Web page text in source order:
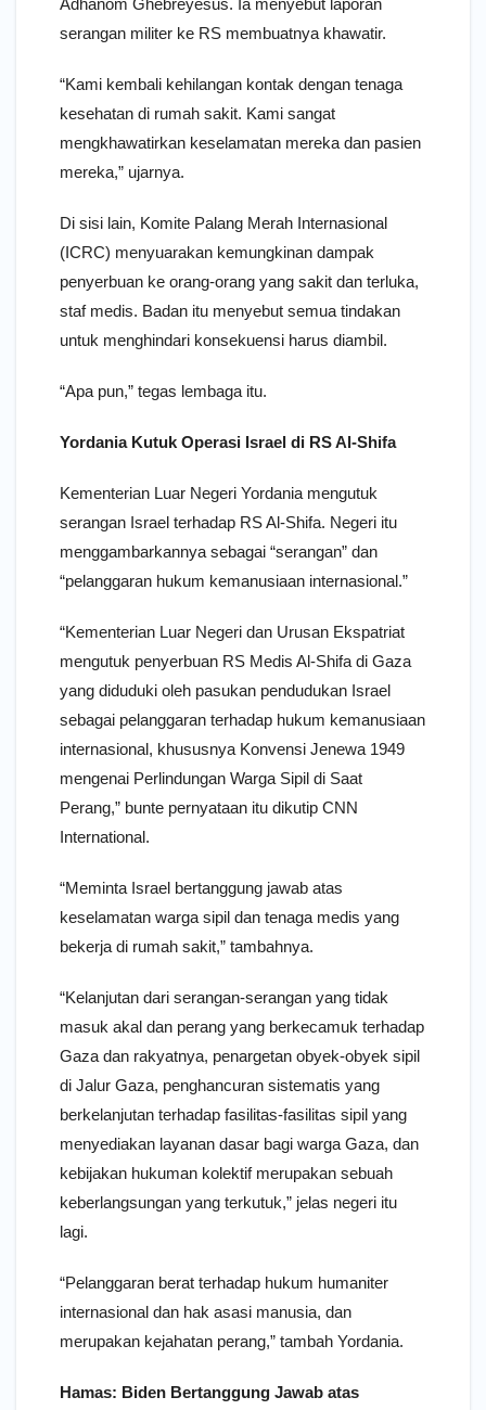
serangan militer ke RS membuatnya khawatir.
“Kami kembali kehilangan kontak dengan tenaga
kesehatan di rumah sakit. Kami sangat
mengkhawatirkan keselamatan mereka dan pasien
mereka,” ujarnya.
Di sisi lain, Komite Palang Merah Internasional
(ICRC) menyuarakan kemungkinan dampak
penyerbuan ke orang-orang yang sakit dan terluka,
staf medis. Badan itu menyebut semua tindakan
untuk menghindari konsekuensi harus diambil.
“Apa pun,” tegas lembaga itu.
Yordania Kutuk Operasi Israel di RS Al-Shifa
Kementerian Luar Negeri Yordania mengutuk
serangan Israel terhadap RS Al-Shifa. Negeri itu
menggambarkannya sebagai “serangan” dan
“pelanggaran hukum kemanusiaan internasional.”
“Kementerian Luar Negeri dan Urusan Ekspatriat
mengutuk penyerbuan RS Medis Al-Shifa di Gaza
yang diduduki oleh pasukan pendudukan Israel
sebagai pelanggaran terhadap hukum kemanusiaan
internasional, khususnya Konvensi Jenewa 1949
mengenai Perlindungan Warga Sipil di Saat
Perang,” bunte pernyataan itu dikutip CNN
International.
“Meminta Israel bertanggung jawab atas
keselamatan warga sipil dan tenaga medis yang
bekerja di rumah sakit,” tambahnya.
“Kelanjutan dari serangan-serangan yang tidak
masuk akal dan perang yang berkecamuk terhadap
Gaza dan rakyatnya, penargetan obyek-obyek sipil
di Jalur Gaza, penghancuran sistematis yang
berkelanjutan terhadap fasilitas-fasilitas sipil yang
menyediakan layanan dasar bagi warga Gaza, dan
kebijakan hukuman kolektif merupakan sebuah
keberlangsungan yang terkutuk,” jelas negeri itu
lagi.
“Pelanggaran berat terhadap hukum humaniter
internasional dan hak asasi manusia, dan
merupakan kejahatan perang,” tambah Yordania.
Hamas: Biden Bertanggung Jawab atas